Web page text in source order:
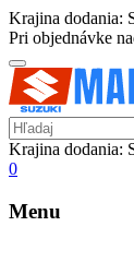
Krajina dodania:
Pri objednávke
Krajina dodania:
0
Menu